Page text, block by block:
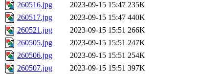
260516.jpg
2023-09-15 15:47 235K
260517.jpg
2023-09-15 15:47 440K
260521.jpg
2023-09-15 15:51 266K
260505.jpg
2023-09-15 15:51 247K
260506.jpg
2023-09-15 15:51 254K
260507.jpg
2023-09-15 15:51 397K